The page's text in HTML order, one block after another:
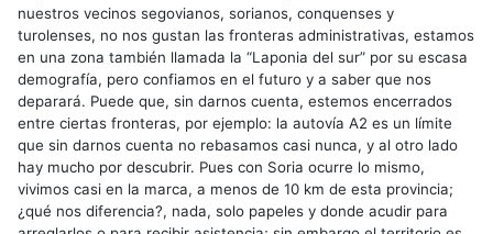
nuestros vecinos segovianos, sorianos, conquenses y
turolenses, no nos gustan las fronteras administrativas, estamos
en una zona también llamada la “Laponia del sur” por su escasa
demografía, pero confiamos en el futuro y a saber que nos
deparará. Puede que, sin darnos cuenta, estemos encerrados
entre ciertas fronteras, por ejemplo: la autovía A2 es un límite
que sin darnos cuenta no rebasamos casi nunca, y al otro lado
hay mucho por descubrir. Pues con Soria ocurre lo mismo,
vivimos casi en la marca, a menos de 10 km de esta provincia;
¿qué nos diferencia?, nada, solo papeles y donde acudir para